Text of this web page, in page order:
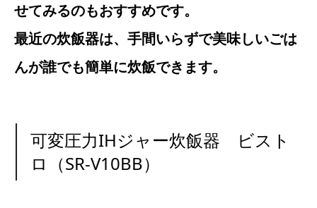
せてみるのもおすすめです。
最近の炊飯器は、手間いらずで美味しいごは
んが誰でも簡単に炊飯できます。
可変圧力IHジャー炊飯器 ビスト
ロ（SR-V10BB）